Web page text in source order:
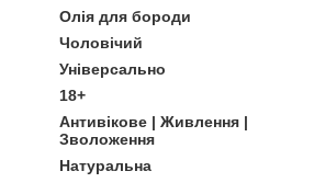
Олія для бороди
Чоловічий
Універсально
18+
Антивікове | Живлення |
Зволоження
Натуральна